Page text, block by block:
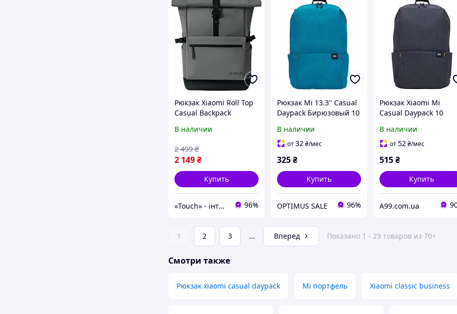
Рюкзак Xiaomi Roll Top
Casual Backpack
В наличии
2 149₴
2 499 ₴
Купить
«Touch» - інтернет-магазин електроніки та гаджетів 96%
Рюкзак Mi 13.3'' Casual
Daypack Бирюзовый 10
В наличии
от32₴/мес
325₴
Купить
OPTIMUS SALE 96%
Рюкзак Xiaomi Mi
Casual Daypack 10
В наличии
от52₴/мес
515₴
Купить
A99.com.ua
1 2 3 ... Вперед Показано 1 - 29 товаров из 70+
Смотри также
Рюкзак xiaomi casual daypack Mi портфель Xiaomi classic business